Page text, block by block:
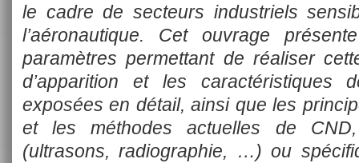
le cadre de secteurs industriels
l’aéronautique. Cet ouvrage
paramètres permettant de réaliser
d’apparition et les caractéristiques
exposées en détail, ainsi que les
et les méthodes actuelles de CND,
(ultrasons, radiographie, …) ou